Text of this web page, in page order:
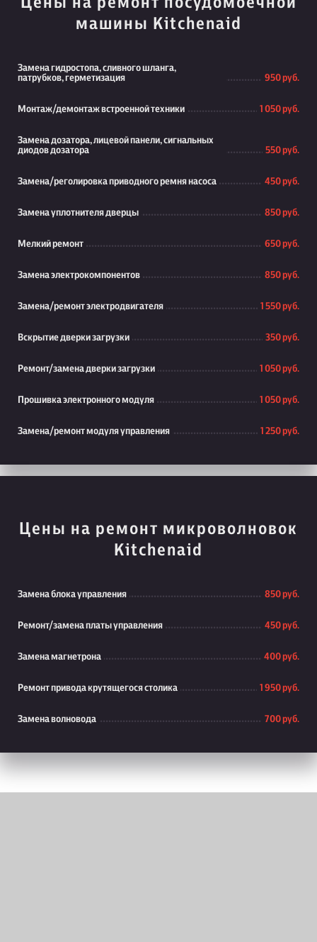
машины Kitchenaid
Замена гидростопа, сливного шланга,
патрубков, герметизация
950 руб.
Монтаж/демонтаж встроенной техники 1 050 руб.
Замена дозатора, лицевой панели, сигнальных
диодов дозатора
550 руб.
Замена/реголировка приводного ремня насоса 450 руб.
Замена уплотнителя дверцы 850 руб.
Мелкий ремонт 650 руб.
Замена электрокомпонентов 850 руб.
Замена/ремонт электродвигателя 1 550 руб.
Вскрытие дверки загрузки 350 руб.
Ремонт/замена дверки загрузки 1 050 руб.
Прошивка электронного модуля 1 050 руб.
Замена/ремонт модуля управления 1 250 руб.
Цены на ремонт микроволновок
Kitchenaid
Замена блока управления 850 руб.
Ремонт/замена платы управления 450 руб.
Замена магнетрона 400 руб.
Ремонт привода крутящегося столика 1 950 руб.
Замена волновода 700 руб.